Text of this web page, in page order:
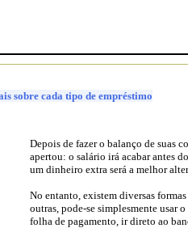
sobre cada tipo de empréstimo
Depois de fazer o balanço de suas
apertou: o salário irá acabar antes
um dinheiro extra será a melhor
No entanto, existem diversas
outras, pode-se simplesmente usar
folha de pagamento, ir direto ao